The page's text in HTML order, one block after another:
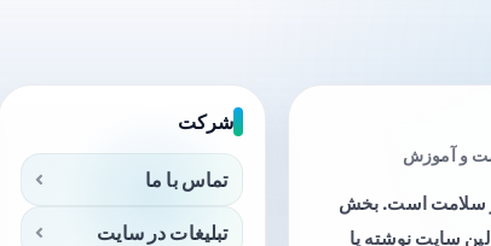
و آموزش
سلامت است. بخش
سایت نوشته یا
شرکت
تماس با ما
تبلیغات در سایت